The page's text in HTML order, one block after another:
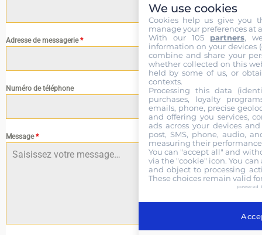
Adresse de messagerie*
Numéro de téléphone
Message*
0 / 180
We use cookies
Cookies help us give you
manage your preferences at
With our 105 partners,
information on your devices
combine and share your
whether collected on this
held by some of us, or
contexts.
Processing this data
purchases, loyalty
emails, phone, precise
and offering you services,
ads across your devices
post, SMS, phone, audio,
measuring their
You can "accept all" and
via the "cookie" icon. You
and object to processing
These choices remain valid
powered